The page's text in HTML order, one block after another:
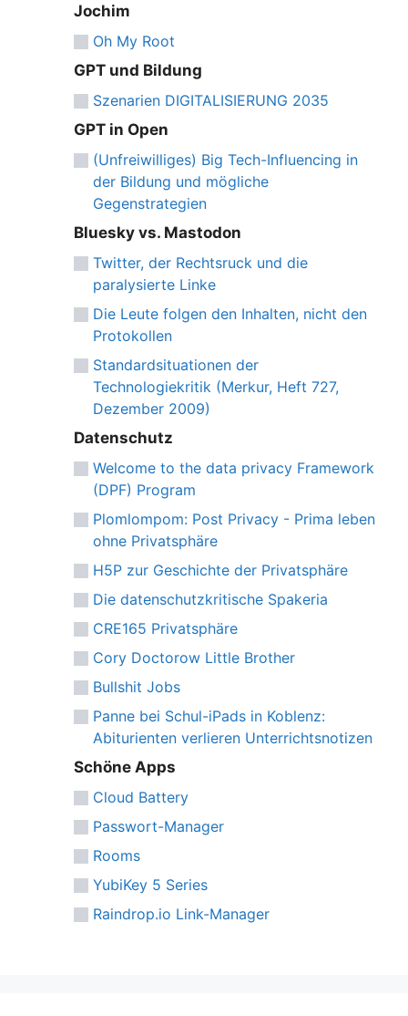
Jochim
Oh My Root
GPT und Bildung
Szenarien DIGITALISIERUNG 2035
GPT in Open
(Unfreiwilliges) Big Tech-Influencing in
der Bildung und mögliche
Gegenstrategien
Bluesky vs. Mastodon
Twitter, der Rechtsruck und die
paralysierte Linke
Die Leute folgen den Inhalten, nicht den
Protokollen
Standardsituationen der
Technologiekritik (Merkur, Heft 727,
Dezember 2009)
Datenschutz
Welcome to the data privacy Framework
(DPF) Program
Plomlompom: Post Privacy - Prima leben
ohne Privatsphäre
H5P zur Geschichte der Privatsphäre
Die datenschutzkritische Spakeria
CRE165 Privatsphäre
Cory Doctorow Little Brother
Bullshit Jobs
Panne bei Schul-iPads in Koblenz:
Abiturienten verlieren Unterrichtsnotizen
Schöne Apps
Cloud Battery
Passwort-Manager
Rooms
YubiKey 5 Series
Raindrop.io Link-Manager